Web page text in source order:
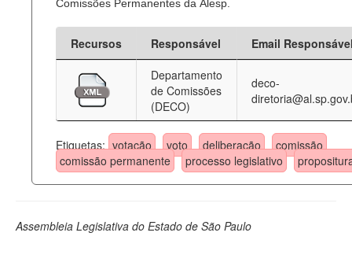
Comissões Permanentes da Alesp.
Recursos Responsável
Email
Departamento
de Comissões
(DECO)
deco-
Etiquetas: votação voto deliberação
comissão
comissão permanente
processo legislativo
Assembleia Legislativa do Estado de São Paulo